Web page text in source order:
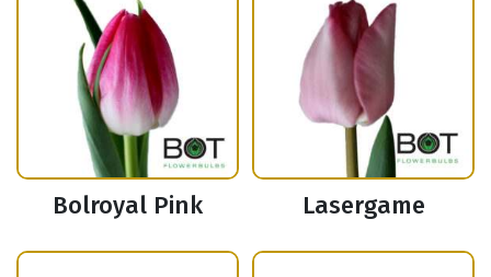
Bolroyal Pink Lasergame